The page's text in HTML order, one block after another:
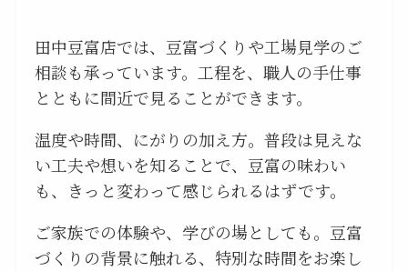
田中豆富店では、豆富づくりや工場見学のご
相談も承っています。工程を、職人の手仕事
とともに間近で見ることができます。
温度や時間、にがりの加え方。普段は見えな
い工夫や想いを知ることで、豆富の味わい
も、きっと変わって感じられるはずです。
ご家族での体験や、学びの場としても。豆富
づくりの背景に触れる、特別な時間をお楽し